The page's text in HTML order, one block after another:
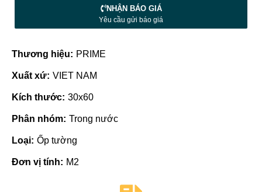
NHẬN BÁO GIÁ
Yêu cầu gửi báo giá
Thương hiệu: PRIME
Xuất xứ: VIET NAM
Kích thước: 30x60
Phân nhóm: Trong nước
Loại: Ốp tường
Đơn vị tính: M2